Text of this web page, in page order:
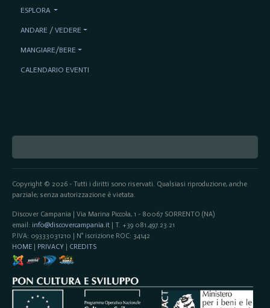
Copyright © 2026 - Tutti i diritti sono riservati. Qualsiasi riproduzione, anche
parziale, senza autorizzazione è vietata.
Discover Campania | Via Marina Piccola, 1 - 80067 SORRENTO (NA)
email: info@discovercampania.it| T. +39 081.497.23.21
P.IVA: 09333031210 | N° iscrizione ROC: 34142
HOME| PRIVACY | CREDITS
ESPLORA
ANDARE / VEDERE
MANGIARE/BERE
CALENDARIO EVENTI